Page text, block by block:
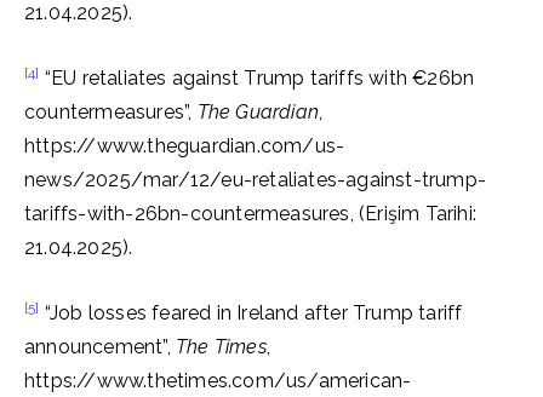
21.04.2025).
[4] “EU retaliates against Trump tariffs with €26bn
countermeasures”, The Guardian,
https://www.theguardian.com/us-
news/2025/mar/12/eu-retaliates-against-trump-
tariffs-with-26bn-countermeasures, (Erişim Tarihi:
21.04.2025).
[5] “Job losses feared in Ireland after Trump tariff
announcement”, The Times,
https://www.thetimes.com/us/american-